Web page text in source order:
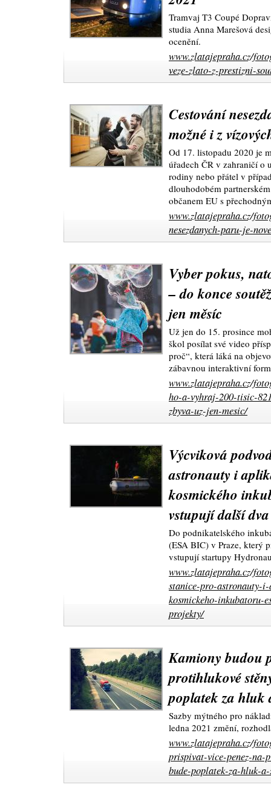
Tramvaj T3 Coupé
studia Anna Marešová
ocenění.
www.zlatajepraha.cz/
veze-zlato-z-prestizni-
Cestování
možné i z
Od 17. listopadu 2020 je
úřadech ČR v zahraničí o
rodiny nebo přátel v
dlouhodobém
občanem EU s
www.zlatajepraha.cz/
nesezdanych-paru-je-
Vyber pokus,
– do konce
jen měsíc
Už jen do 15. prosince
škol posílat své video
proč“, která láká na
zábavnou interaktivní
www.zlatajepraha.cz/
ho-a-vyhraj-200-tisic-
zbyva-uz-jen-mesic/
Výcviková
astronauty i
kosmického
vstupují další
Do podnikatelského
(ESA BIC) v Praze, který
vstupují startupy
www.zlatajepraha.cz/
stanice-pro-astronauty-
kosmickeho-inkubatoru-
projekty/
Kamiony budou
protihlukové
poplatek za hluk
Sazby mýtného pro
ledna 2021 změní,
www.zlatajepraha.cz/
prispivat-vice-penez-na-
bude-poplatek-za-hluk-